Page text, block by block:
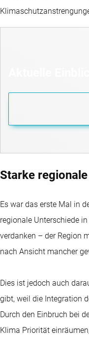
Starke
Es war das erste Mal in
regionale Unterschiede
verdanken – der Region
nach Ansicht mancher
Dies ist jedoch auch
gibt, weil die Integration
Durch den Einbruch bei
Klima Priorität